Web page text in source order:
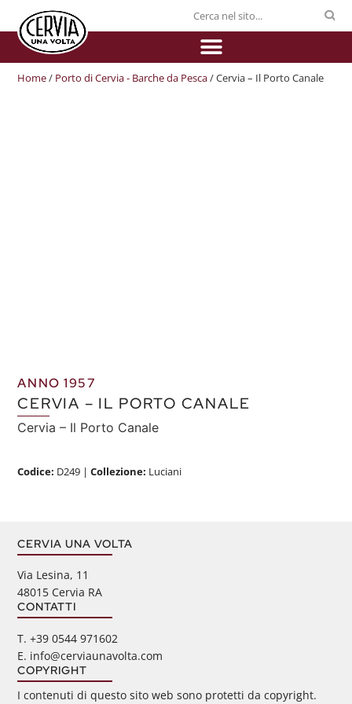
Home/ Porto di Cervia - Barche da Pesca/ Cervia – Il Porto Canale
ANNO 1957
CERVIA – IL PORTO CANALE
Cervia – Il Porto Canale
Codice: D249 |Collezione: Luciani
CERVIA UNA VOLTA
Via Lesina, 11
48015 Cervia RA
CONTATTI
‭T. +39 0544 971602
E. info@cerviaunavolta.com
COPYRIGHT
I contenuti di questo sito web sono protetti da copyright.